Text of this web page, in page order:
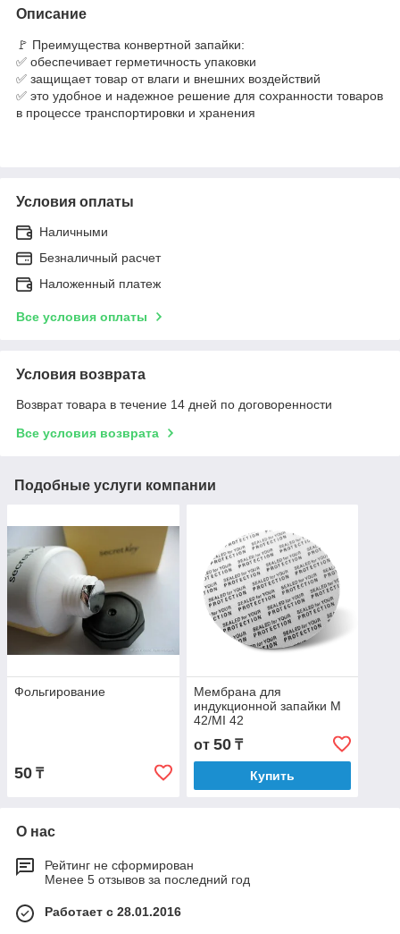
Описание
🚩 Преимущества конвертной запайки:
✅ обеспечивает герметичность упаковки
✅ защищает товар от влаги и внешних воздействий
✅ это удобное и надежное решение для сохранности товаров
в процессе транспортировки и хранения
Условия оплаты
Наличными
Безналичный расчет
Наложенный платеж
Все условия оплаты
Условия возврата
Возврат товара в течение 14 дней по договоренности
Все условия возврата
Подобные услуги компании
Фольгирование
50 ₸
Мембрана для
индукционной запайки M
42/MI 42
от 50₸
Купить
О нас
Рейтинг не сформирован
Менее 5 отзывов за последний год
Работает с 28.01.2016